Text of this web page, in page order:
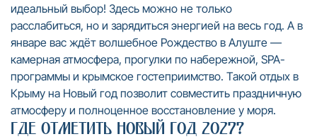
идеальный выбор! Здесь можно не только
расслабиться, но и зарядиться энергией на весь год. А в
январе вас ждёт волшебное Рождество в Алуште —
камерная атмосфера, прогулки по набережной, SPA-
программы и крымское гостеприимство. Такой отдых в
Крыму на Новый год позволит совместить праздничную
атмосферу и полноценное восстановление у моря.
Где отметить Новый год 2027?